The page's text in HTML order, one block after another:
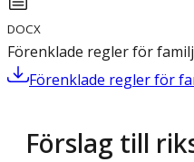
DOCX
Förenklade regler för
Förenklade regler för
Förslag till